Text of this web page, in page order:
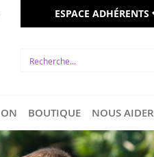
ESPACE ADHÉRENTS
BOUTIQUE NOUS AIDER